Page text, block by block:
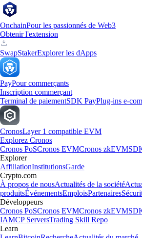
OnchainPour les passionnés de Web3
Obtenir l'extension
SwapStakerExplorer les dApps
PayPour commerçants
Inscription commerçant
Terminal de paiementSDK PayPlug-ins e-
CronosLayer 1 compatible EVM
Explorez Cronos
Cronos PoSCronos EVMCronos zkEVM
Explorer
AffiliationInstitutionsGarde
Crypto.com
À propos de nousActualités de la société
produitsÉvénementsEmploisPartenaires
Développeurs
Cronos PoSCronos EVMCronos zkEVM
IAMCP ServersTrading Skill Repo
Learn